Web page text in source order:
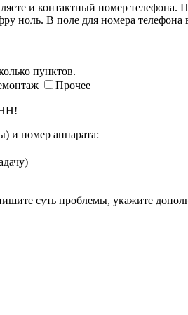
и контактный номер
ноль. В поле для номера телефона
пунктов.
Прочее
и номер аппарата:
суть проблемы, укажите